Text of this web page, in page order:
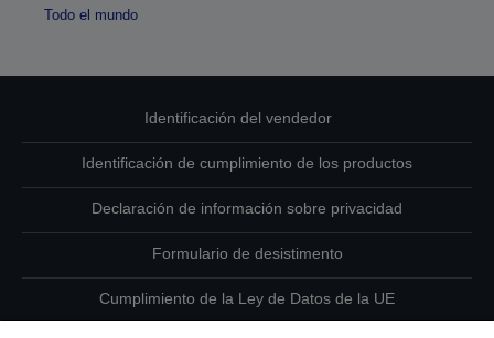
Todo el mundo
Identificación del vendedor
Identificación de cumplimiento de los productos
Declaración de información sobre privacidad
Formulario de desistimento
Cumplimiento de la Ley de Datos de la UE